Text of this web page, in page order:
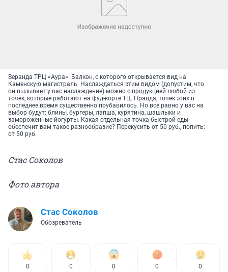
Веранда ТРЦ «Аура». Балкон, с которого открывается вид на
Каменскую магистраль. Наслаждаться этим видом (допустим, что
он вызывает у вас наслаждение) можно с продукцией любой из
точек, которые работают на фуд-корте ТЦ. Правда, точек этих в
последнее время существенно поубавилось. Но все равно у вас на
выбор будут: блины, бургеры, лапша, курятина, шашлыки и
замороженные йогурты. Какая отдельная точка быстрой еды
обеспечит вам такое разнообразие? Перекусить от 50 руб., попить:
от 50 руб.
Стас Соколов
Фото автора
Стас Соколов
Обозреватель
0 0 0 0 0